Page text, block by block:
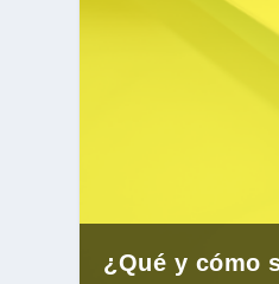
¿Qué y cómo